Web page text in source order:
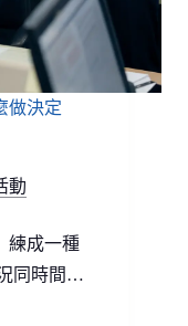
做決定
動
練成一種
同時間…